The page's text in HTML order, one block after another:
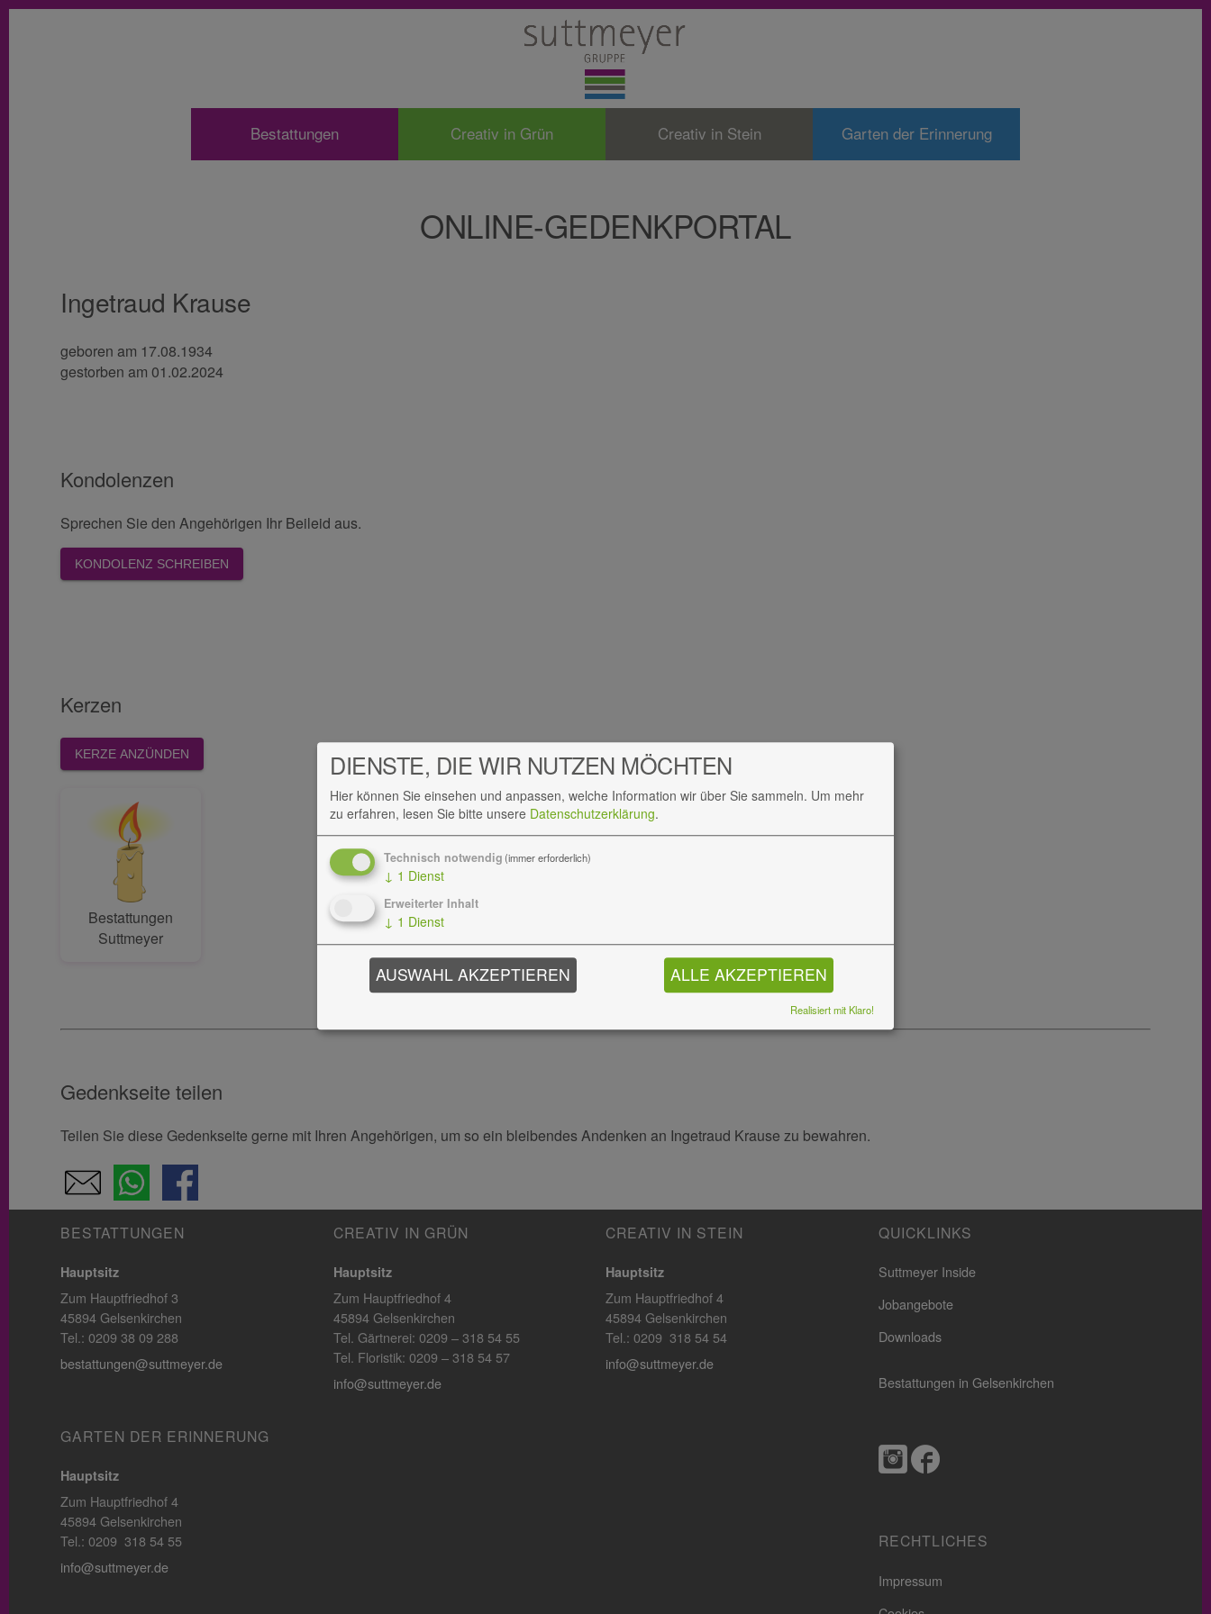
Bestattungen Creativ in Grün Creativ in Stein Garten der Erinnerung
ONLINE-GEDENKPORTAL
Ingetraud Krause
geboren am 17.08.1934
gestorben am 01.02.2024
Kondolenzen
Sprechen Sie den Angehörigen Ihr Beileid aus.
KONDOLENZ SCHREIBEN
Kerzen
KERZE ANZÜNDEN
Bestattungen
Suttmeyer
Gedenkseite teilen
Teilen Sie diese Gedenkseite gerne mit Ihren Angehörigen, um so ein bleibendes Andenken an Ingetraud Krause zu bewahren.
BESTATTUNGEN
Hauptsitz
Zum Hauptfriedhof 3
45894 Gelsenkirchen
Tel.: 0209 38 09 288
bestattungen@suttmeyer.de
GARTEN DER ERINNERUNG
Hauptsitz
Zum Hauptfriedhof 4
45894 Gelsenkirchen
Tel.: 0209 318 54 55
info@suttmeyer.de
CREATIV IN GRÜN
Hauptsitz
Zum Hauptfriedhof 4
45894 Gelsenkirchen
Tel. Gärtnerei: 0209 – 318 54 55
Tel. Floristik: 0209 – 318 54 57
info@suttmeyer.de
CREATIV IN STEIN
Hauptsitz
Zum Hauptfriedhof 4
45894 Gelsenkirchen
Tel.: 0209 318 54 54
info@suttmeyer.de
QUICKLINKS
Suttmeyer Inside
Jobangebote
Downloads
Bestattungen in Gelsenkirchen
RECHTLICHES
Impressum
DIENSTE, DIE WIR NUTZEN MÖCHTEN
Hier können Sie einsehen und anpassen, welche Information wir über Sie sammeln. Um mehr
zu erfahren, lesen Sie bitte unsere Datenschutzerklärung.
Technisch notwendig (immer erforderlich)
↓ 1 Dienst
Erweiterter Inhalt
↓ 1 Dienst
AUSWAHL AKZEPTIEREN ALLE AKZEPTIEREN
Realisiert mit Klaro!